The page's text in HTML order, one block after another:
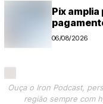
Pix
06/08/2026
Ouça o Iron Podcast,
região sempre com